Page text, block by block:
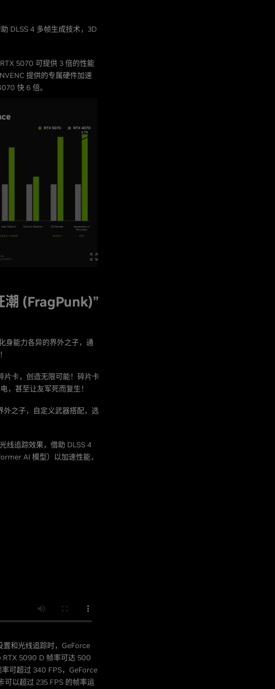
DLSS 4 多帧生成技术，3D
5070 可提供 3 倍的性能
提供的专属硬件加速
快 6 倍。
潮 (FragPunk)”
身能力各异的界外之子，通
片卡，创造无限可能！碎片卡
，甚至让友军死而复生！
外之子，自定义武器搭配，选
线追踪效果，借助 DLSS 4
AI 模型）以加速性能，
和光线追踪时，GeForce
RTX 5090 D 帧率可达 500
可超过 340 FPS，GeForce
以超过 235 FPS 的帧率运